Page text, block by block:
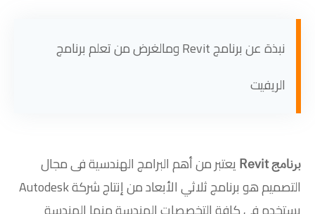
نبذة عن برنامج Revit ومالغرض من تعلم برنامج
الريفيت
برنامج Revit
يعتبر من أهم البرامج الهندسية فى مجال
التصميم هو برنامج ثلاثي الأبعاد من إنتاج شركة Autodesk